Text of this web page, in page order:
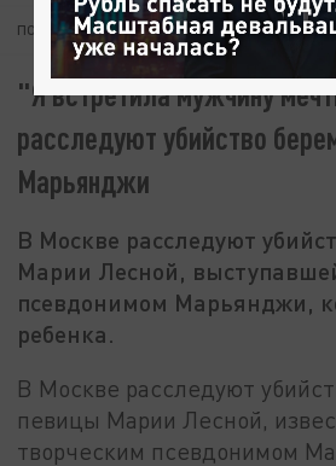
ПОДПИШИТЕСЬ:
"Я встретила мужчину
расследуют убийство
Марьянджи
В Москве расследуют
Марии Лесной,
псевдонимом Марьянджи,
ребенка.
В Москве расследуют
певицы Марии Лесной,
творческим псевдонимом